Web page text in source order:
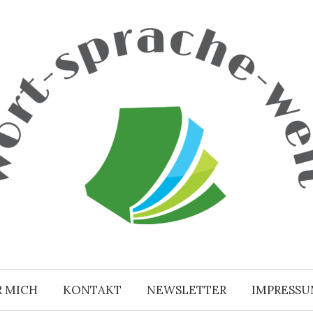
MICH KONTAKT NEWSLETTER